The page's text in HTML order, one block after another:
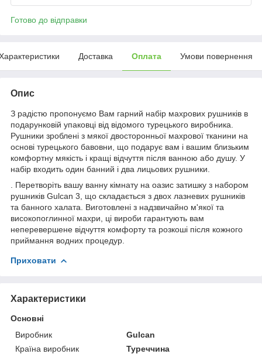
Готово до відправки
Доставка Оплата Умови повернення
Опис
З радістю пропонуємо Вам гарний набір махрових рушників в
подарунковій упаковці від відомого турецького виробника.
Рушники зроблені з мякої двосторонньої махрової тканини на
основі турецького бавовни, що подарує вам і вашим близьким
комфортну мякість і кращі відчуття після ванною або душу. У
набір входить один банний і два лицьових рушники.
. Перетворіть вашу ванну кімнату на оазис затишку з набором
рушників Gulcan 3, що складається з двох лазневих рушників
та банного халата. Виготовлені з надзвичайно м'якої та
високопоглинної махри, ці вироби гарантують вам
неперевершене відчуття комфорту та розкоші після кожного
приймання водних процедур.
Приховати
Характеристики
Основні
Виробник
Gulcan
Країна виробник
Туреччина